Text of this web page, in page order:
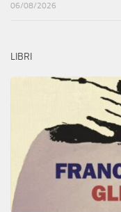
06/08/2026
LIBRI